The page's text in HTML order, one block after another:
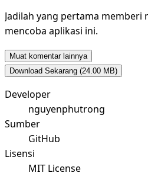
Jadilah yang pertama memberi
mencoba aplikasi ini.
Muat komentar lainnya
Download Sekarang (24.00 MB)
Developer
nguyenphutrong
Sumber
GitHub
Lisensi
MIT License